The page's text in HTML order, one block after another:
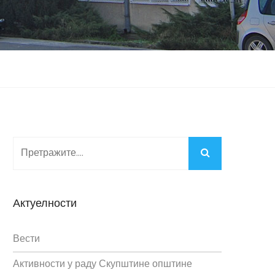
Актуелности
Вести
Активности у раду Скупштине општине